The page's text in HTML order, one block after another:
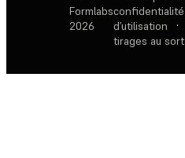
Formlabs
2026
confidentialité
d’utilisation
·
tirages au sort